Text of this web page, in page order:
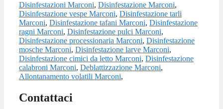
Disinfestazioni Marconi, Disinfestazione Marconi,
Disinfestazione vespe Marconi, Disinfestazione tarli
Marconi, Disinfestazione tafani Marconi, Disinfestazione
ragni Marconi, Disinfestazione pulci Marconi,
Disinfestazione processionaria Marconi, Disinfestazione
mosche Marconi, Disinfestazione larve Marconi,
Disinfestazione cimici da letto Marconi, Disinfestazione
calabroni Marconi, Deblattizzazione Marconi,
Allontanamento volatili Marconi,
Contattaci